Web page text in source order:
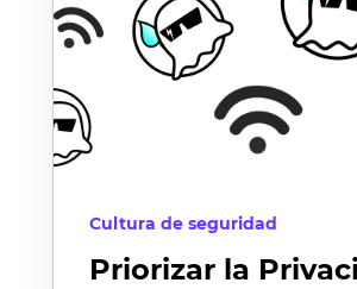
Cultura de seguridad
Priorizar la